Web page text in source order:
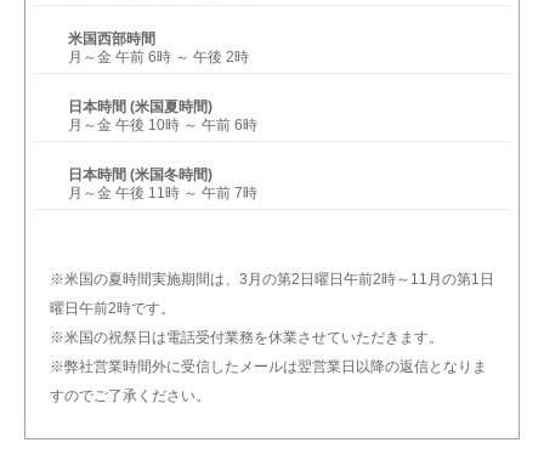
米国西部時間
月～金 午前 6時 ～ 午後 2時
日本時間 (米国夏時間)
月～金 午後 10時 ～ 午前 6時
日本時間 (米国冬時間)
月～金 午後 11時 ～ 午前 7時
※米国の夏時間実施期間は、3月の第2日曜日午前2時～11月の第1日
曜日午前2時です。
※米国の祝祭日は電話受付業務を休業させていただきます。
※弊社営業時間外に受信したメールは翌営業日以降の返信となりま
すのでご了承ください。